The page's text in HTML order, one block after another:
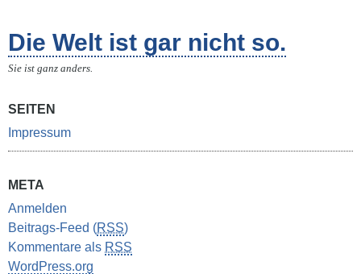
Die Welt ist gar nicht so.
Sie ist ganz anders.
SEITEN
Impressum
META
Anmelden
Beitrags-Feed (RSS)
Kommentare als RSS
WordPress.org